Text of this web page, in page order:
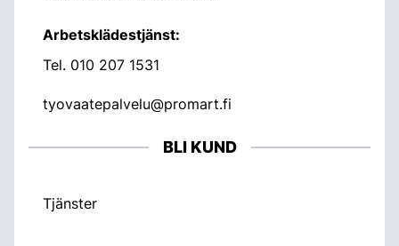
Arbetsklädestjänst:
Tel. 010 207 1531
tyovaatepalvelu@promart.fi
BLI KUND
Tjänster